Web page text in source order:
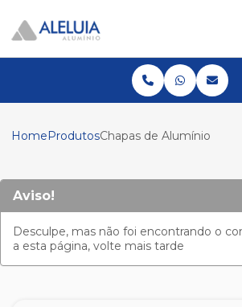
HomeProdutosChapas de Alumínio
Aviso!
Desculpe, mas não foi encontrando o
a esta página, volte mais tarde